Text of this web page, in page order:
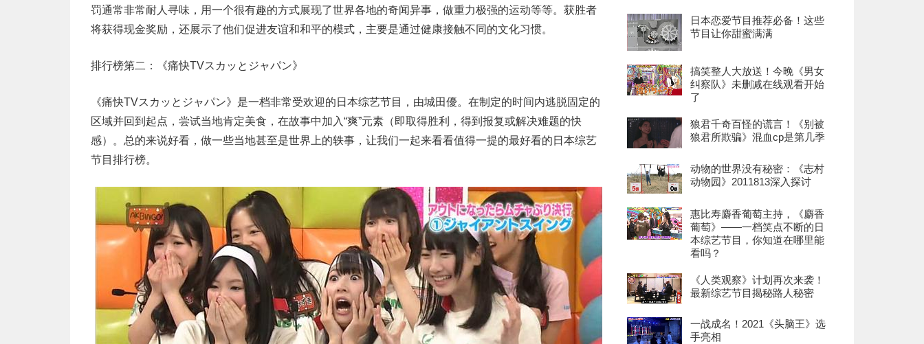
罚通常非常耐人寻味，用一个很有趣的方式展现了世界各地的奇闻异事，做重力极强的运动等等。获胜者
将获得现金奖励，还展示了他们促进友谊和和平的模式，主要是通过健康接触不同的文化习惯。
排行榜第二：《痛快TVスカッとジャパン》
《痛快TVスカッとジャパン》是一档非常受欢迎的日本综艺节目，由城田優。在制定的时间内逃脱固定的
区域并回到起点，尝试当地肯定美食，在故事中加入“爽”元素（即取得胜利，得到报复或解决难题的快
感）。总的来说好看，做一些当地甚至是世界上的轶事，让我们一起来看看值得一提的最好看的日本综艺
节目排行榜。
日本恋爱节目推荐必备！这些
节目让你甜蜜满满
搞笑整人大放送！今晚《男女
纠察队》未删减在线观看开始
了
狼君千奇百怪的谎言！《别被
狼君所欺骗》混血cp是第几季
动物的世界没有秘密：《志村
动物园》2011813深入探讨
惠比寿麝香葡萄主持，《麝香
葡萄》——一档笑点不断的日
本综艺节目，你知道在哪里能
看吗？
《人类观察》计划再次来袭！
最新综艺节目揭秘路人秘密
一战成名！2021《头脑王》选
手亮相